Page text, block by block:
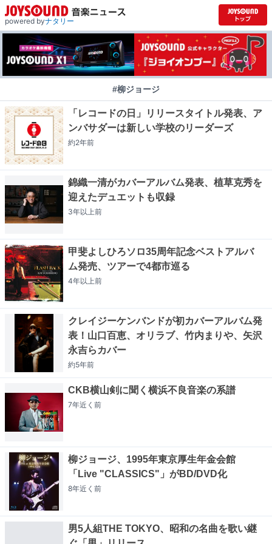
powered byナタリー
#柳ジョージ
「レコードの日」リリースタイトル発表、ア
ンバサダーは新しい学校のリーダーズ
約2年前
錦織一清がカバーアルバム発表、植草克秀を
迎えたデュエットも収録
3年以上前
甲斐よしひろソロ35周年記念ベストアルバ
ム発売、ツアーで4都市巡る
4年以上前
クレイジーケンバンドが初カバーアルバム発
表！山口百恵、オリラブ、竹内まりや、矢沢
永吉らカバー
約5年前
CKB横山剣に聞く横浜不良音楽の系譜
7年近く 前
柳ジョージ、1995年東京厚生年金会館
「Live "CLASSICS"」がBD/DVD化
8年近く 前
男5人組THE TOKYO、昭和の名曲を歌い継